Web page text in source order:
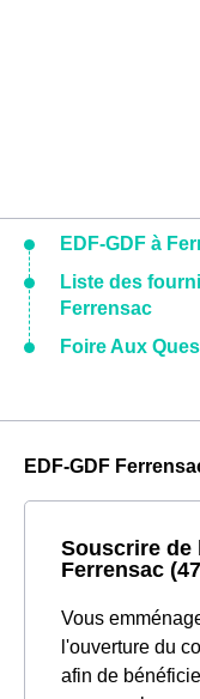
EDF-GDF à
Liste des
Ferrensac
Foire Aux
EDF-GDF
Souscrire de
Ferrensac
Vous
l'ouverture du
afin de